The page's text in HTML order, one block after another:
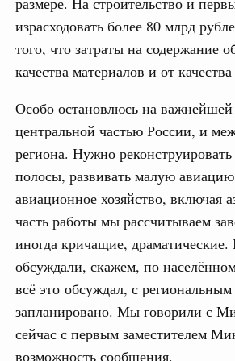
израсходовать более 80 млрд
того, что затраты на содержание
качества материалов и от
Особо остановлюсь на
центральной частью России, и
региона. Нужно
полосы, развивать малую
авиационное хозяйство, включая
часть работы мы рассчитываем
иногда кричащие,
обсуждали, скажем, по
всё это обсуждал, с
запланировано. Мы говорили с
сейчас с первым заместителем
возможность сообщения.
в Российской Федерации
Перед началом совещания Михаил
презентациями проектов развития
3 августа, понедельник
в сфере торговли.
возглавил штаб по
2026 года №1966-р
Показать еще